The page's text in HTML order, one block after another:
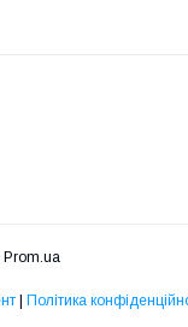
Prom.ua
Політика